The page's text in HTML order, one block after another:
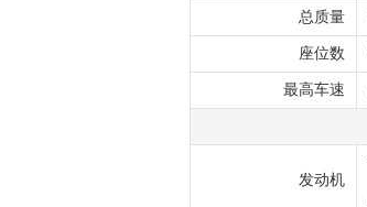
总质量
座位数
最高车速
发动机